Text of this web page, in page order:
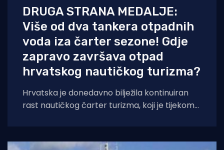
DRUGA STRANA MEDALJE:
Više od dva tankera otpadnih
voda iza čarter sezone! Gdje
zapravo završava otpad
hrvatskog nautičkog turizma?
Hrvatska je donedavno bilježila kontinuiran
rast nautičkog čarter turizma, koji je tijekom